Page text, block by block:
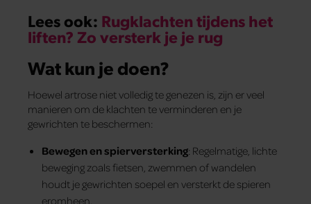
Lees ook: Rugklachten tijdens het
liften? Zo versterk je je rug
Wat kun je doen?
Hoewel artrose niet volledig te genezen is, zijn er veel
manieren om de klachten te verminderen en je
gewrichten te beschermen:
Bewegen en spierversterking: Regelmatige, lichte
beweging zoals fietsen, zwemmen of wandelen
houdt je gewrichten soepel en versterkt de spieren
eromheen.